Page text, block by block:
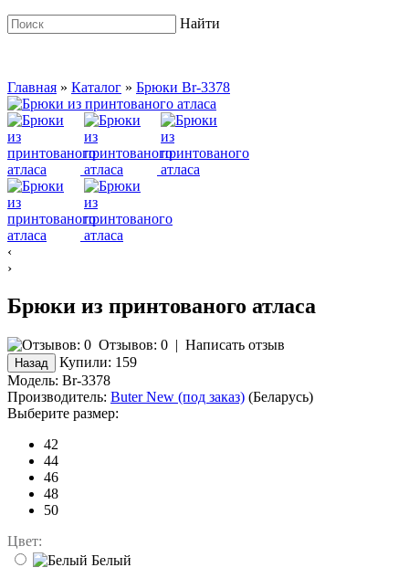
Найти
Главная » Каталог » Брюки Br-3378
‹
›
Брюки из принтованого атласа
Отзывов: 0 | Написать отзыв
Купили: 159
Модель: Br-3378
Производитель: Buter New (под заказ) (Беларусь)
Выберите размер:
42
44
46
48
50
Цвет:
Белый